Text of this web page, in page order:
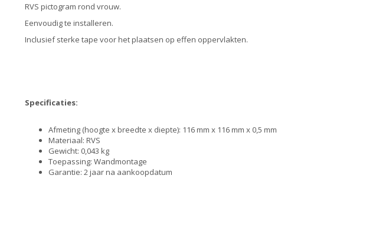
RVS pictogram rond vrouw.
Eenvoudig te installeren.
Inclusief sterke tape voor het plaatsen op effen oppervlakten.
Specificaties:
Afmeting (hoogte x breedte x diepte): 116 mm x 116 mm x 0,5 mm
Materiaal: RVS
Gewicht: 0,043 kg
Toepassing: Wandmontage
Garantie: 2 jaar na aankoopdatum